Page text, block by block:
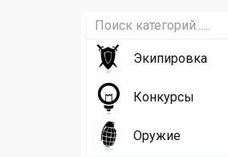
Экипировка
Конкурсы
Оружие